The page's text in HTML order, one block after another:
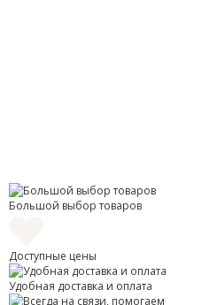
Большой выбор товаров
Доступные цены
Удобная доставка и оплата